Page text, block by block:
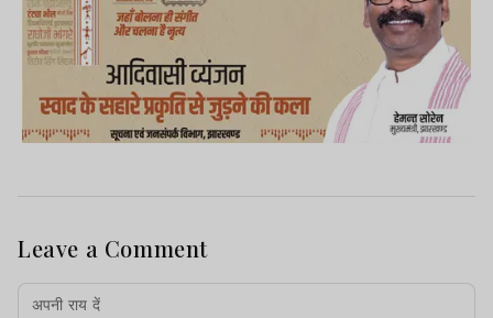
Leave a Comment